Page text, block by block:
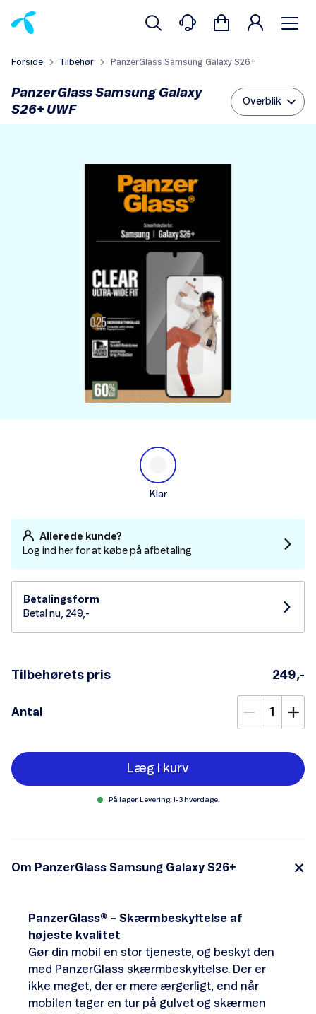
Forside Tilbehør PanzerGlass Samsung Galaxy S26+
PanzerGlass Samsung Galaxy
S26+ UWF
Overblik
Klar
Allerede kunde?
Log ind her for at købe på afbetaling
Betalingsform
Betal nu, 249,-
Tilbehørets pris 249,-
Antal
Læg i kurv
På lager. Levering: 1-3 hverdage.
Om PanzerGlass Samsung Galaxy S26+
PanzerGlass® – Skærmbeskyttelse af
højeste kvalitet
Gør din mobil en stor tjeneste, og beskyt den
med PanzerGlass skærmbeskyttelse. Der er
ikke meget, der er mere ærgerligt, end når
mobilen tager en tur på gulvet og skærmen